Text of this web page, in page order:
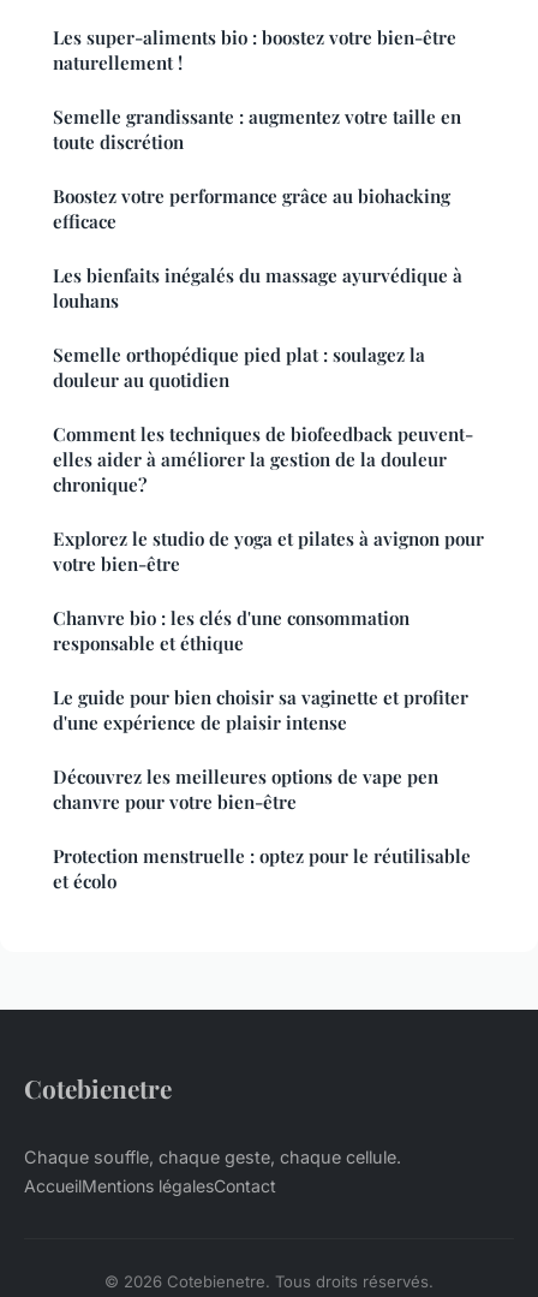
Les super-aliments bio : boostez votre bien-être
naturellement !
Semelle grandissante : augmentez votre taille en
toute discrétion
Boostez votre performance grâce au biohacking
efficace
Les bienfaits inégalés du massage ayurvédique à
louhans
Semelle orthopédique pied plat : soulagez la
douleur au quotidien
Comment les techniques de biofeedback peuvent-
elles aider à améliorer la gestion de la douleur
chronique?
Explorez le studio de yoga et pilates à avignon pour
votre bien-être
Chanvre bio : les clés d'une consommation
responsable et éthique
Le guide pour bien choisir sa vaginette et profiter
d'une expérience de plaisir intense
Découvrez les meilleures options de vape pen
chanvre pour votre bien-être
Protection menstruelle : optez pour le réutilisable
et écolo
Cotebienetre
Chaque souffle, chaque geste, chaque cellule.
AccueilMentions légalesContact
© 2026 Cotebienetre. Tous droits réservés.